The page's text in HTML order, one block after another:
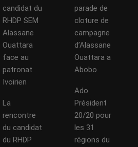
candidat du
RHDP SEM
Alassane
Ouattara
face au
patronat
Ivoirien
La
rencontre
du candidat
du RHDP
parade de
cloture de
campagne
d’Alassane
Ouattara a
Abobo
Ado
Président
20/20 pour
les 31
régions du